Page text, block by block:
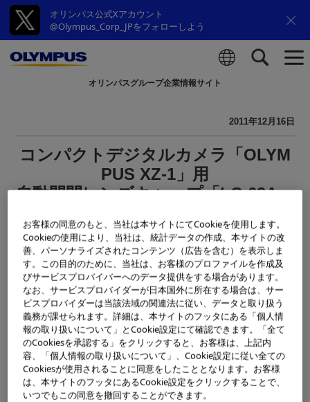
オリンパス公式Xアカウント
@Olympus_Corp_JPをフォローしよう
オリンパスグループ企業情報サイト
2011年12月16日
コンパクトデジタルカメラ「OLYM
PUS XZ-1」用
自動開閉レンズキャップ「LC-63A」
お客様の同意のもと、当社は本サイトにてCookieを使用します。
Cookieの使用により、当社は、統計データの作成、本サイトの改
善、パーソナライズされたコンテンツ（広告を含む）を表示しま
す。この目的のために、当社は、お客様のプロファイルを作成及
びサービスプロバイバーへのデータ提供をする場合があります。
なお、サービスプロバイダーが日本国外に所在する場合は、サー
ビスプロバイダーは当該法域の関連法に従い、データと取り扱う
義務が課せられます。詳細は、本サイトのフッタにある「個人情
報の取り扱いについて」とCookie設定にて確認できます。「全て
のCookiesを承認する」をクリックすると、お客様は、上記内
容、「個人情報の取り扱いについて」、Cookie設定に従い全ての
Cookiesが使用されることに同意をしたこととなります。お客様
は、本サイトのフッタにあるCookie設定をクリックすることで、
いつでもこの同意を撤回することができます。